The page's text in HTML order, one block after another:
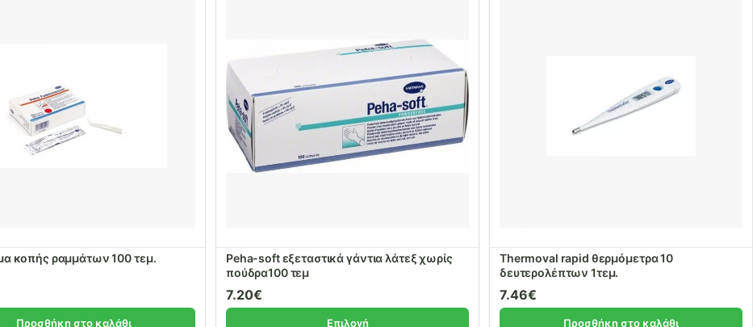
Peha Λάμα κοπής ραμμάτων 100 τεμ.
Προσθήκη στο καλάθι
Peha-soft εξεταστικά γάντια λάτεξ χωρίς
πούδρα100 τεμ
7.20€
Επιλογή
Thermoval rapid θερμόμετρα 10
δευτερολέπτων 1τεμ.
7.46€
Προσθήκη στο καλάθι